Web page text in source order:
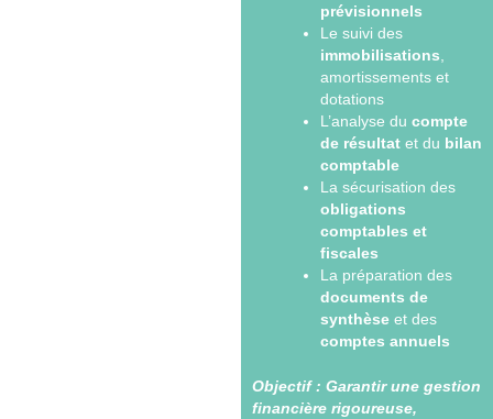
prévisionnels
Le suivi des
immobilisations
amortissements et
dotations
L’analyse du compte
de résultatet du bilan
comptable
La sécurisation des
obligations
comptables et
fiscales
La préparation des
documents de
synthèseet des
comptes annuels
Objectif : Garantir une gestion
financière rigoureuse,